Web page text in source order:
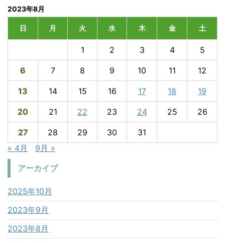
2023年8月
日 月 火 水 木 金 土
1 2 3 4 5
6 7 8 9 10 11 12
13 14 15 16 17 18 19
20 21 22 23 24 25 26
27 28 29 30
31
« 4月
9月 »
アーカイブ
2025年10月
2023年9月
2023年8月